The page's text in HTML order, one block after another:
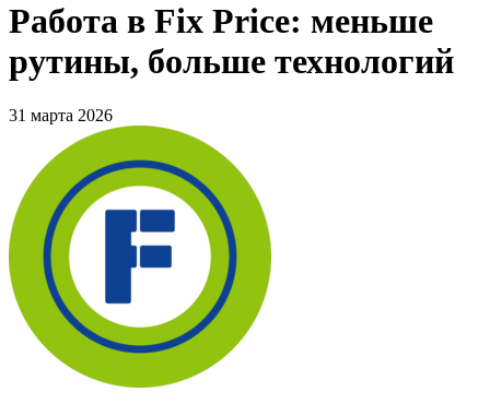
Работа в Fix Price: меньше
рутины, больше технологий
31 марта 2026